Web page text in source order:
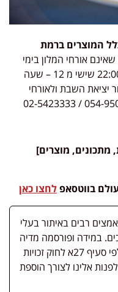
המוצרים ברמת
אורחי המלון בימי
ראשון עד חמישי בין השעות 12:00 – 22:00 שישי מ 12 – שעה
השבת ולאורחי
מוצרים]
בווטסאפלחצו כאן
רבים באיתור בעלי
במידה ופורסמה מדיה
שבעליה אינו ידוע, השימוש נעשה לפי סעיף 27א לחוק זכויות
אלינו לצורך הוספת